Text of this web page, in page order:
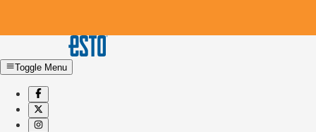
Toggle Menu